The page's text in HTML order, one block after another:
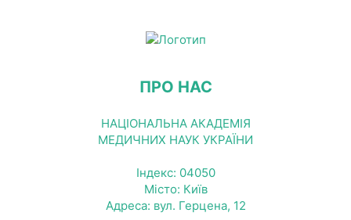
ПРО НАС
НАЦІОНАЛЬНА АКАДЕМІЯ
МЕДИЧНИХ НАУК УКРАЇНИ
Індекс: 04050
Місто: Київ
Адреса: вул. Герцена, 12